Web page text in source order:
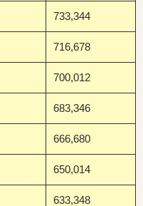
733,344
716,678
700,012
683,346
666,680
650,014
633,348